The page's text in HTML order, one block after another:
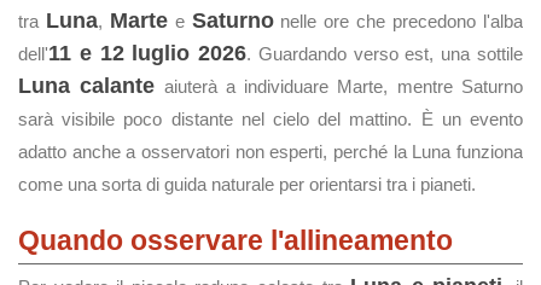
tra Luna, Martee Saturnonelle ore che precedono l'alba
dell'11 e 12 luglio 2026. Guardando verso est, una sottile
Luna calante aiuterà a individuare Marte, mentre Saturno
sarà visibile poco distante nel cielo del mattino. È un evento
adatto anche a osservatori non esperti, perché la Luna funziona
come una sorta di guida naturale per orientarsi tra i pianeti.
Quando osservare l'allineamento